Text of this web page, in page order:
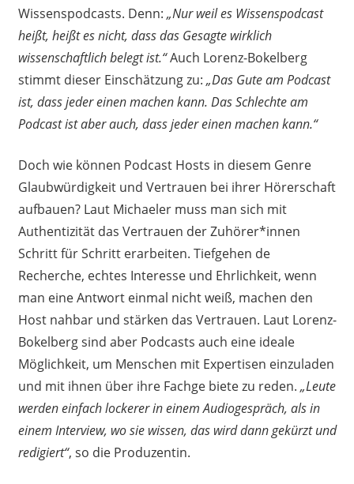
Wissenspodcasts. Denn:„Nur weil es Wissenspodcast
heißt, heißt es nicht, dass das Gesagte wirklich
wissenschaftlich belegt ist.“Auch Lorenz-Bokelberg
stimmt dieser Einschätzung zu:„Das Gute am Podcast
ist, dass jeder einen machen kann. Das Schlechte am
Podcast ist aber auch, dass jeder einen machen kann.“
Doch wie können Podcast Hosts in diesem Genre
Glaubwürdigkeit und Vertrauen bei ihrer Hörerschaft
aufbauen? Laut Michaeler muss man sich mit
Authentizität das Vertrauen der Zuhörer*innen
Schritt für Schritt erarbeiten. Tiefgehen de
Recherche, echtes Interesse und Ehrlichkeit, wenn
man eine Antwort einmal nicht weiß, machen den
Host nahbar und stärken das Vertrauen. Laut Lorenz-
Bokelberg sind aber Podcasts auch eine ideale
Möglichkeit, um Menschen mit Expertisen einzuladen
und mit ihnen über ihre Fachge biete zu reden.„Leute
werden einfach lockerer in einem Audiogespräch, als in
einem Interview, wo sie wissen, das wird dann gekürzt und
redigiert“, so die Produzentin.